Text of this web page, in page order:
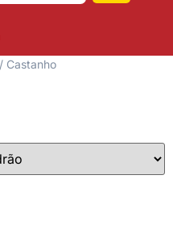
Castanho